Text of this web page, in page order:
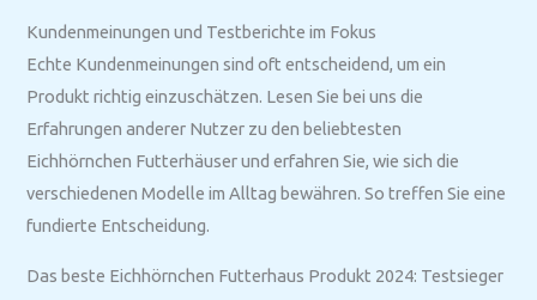
Kundenmeinungen und Testberichte im Fokus
Echte Kundenmeinungen sind oft entscheidend, um ein
Produkt richtig einzuschätzen. Lesen Sie bei uns die
Erfahrungen anderer Nutzer zu den beliebtesten
Eichhörnchen Futterhäuser und erfahren Sie, wie sich die
verschiedenen Modelle im Alltag bewähren. So treffen Sie eine
fundierte Entscheidung.
Das beste Eichhörnchen Futterhaus Produkt 2024: Testsieger